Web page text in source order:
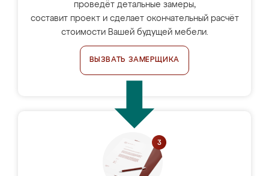
проведёт детальные замеры,
составит проект и сделает окончательный расчёт
стоимости Вашей будущей мебели.
ВЫЗВАТЬ ЗАМЕРЩИКА